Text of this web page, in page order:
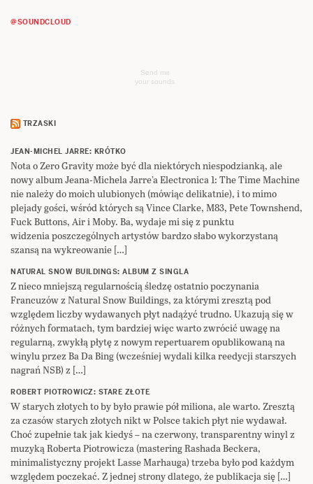
@SOUNDCLOUD
Send me
your sounds
TRZASKI
JEAN-MICHEL JARRE: KRÓTKO
Nota o Zero Gravity może być dla niektórych niespodzianką, ale
nowy album Jeana-Michela Jarre’a Electronica 1: The Time Machine
nie należy do moich ulubionych (mówiąc delikatnie), i to mimo
plejady gości, wśród których są Vince Clarke, M83, Pete Townshend,
Fuck Buttons, Air i Moby. Ba, wydaje mi się z punktu
widzenia poszczególnych artystów bardzo słabo wykorzystaną
szansą na wykreowanie […]
NATURAL SNOW BUILDINGS: ALBUM Z SINGLA
Z nieco mniejszą regularnością śledzę ostatnio poczynania
Francuzów z Natural Snow Buildings, za którymi zresztą pod
względem liczby wydawanych płyt nadążyć trudno. Ukazują się w
różnych formatach, tym bardziej więc warto zwrócić uwagę na
regularną, zwykłą płytę z nowym repertuarem opublikowaną na
winylu przez Ba Da Bing (wcześniej wydali kilka reedycji starszych
nagrań NSB) z […]
ROBERT PIOTROWICZ: STARE ZŁOTE
W starych złotych to by było prawie pół miliona, ale warto. Zresztą
za czasów starych złotych nikt w Polsce takich płyt nie wydawał.
Choć zupełnie tak jak kiedyś – na czerwony, transparentny winyl z
muzyką Roberta Piotrowicza (mastering Rashada Beckera,
minimalistyczny projekt Lasse Marhauga) trzeba było pod każdym
względem poczekać. Z jednej strony dlatego, że publikacja się […]